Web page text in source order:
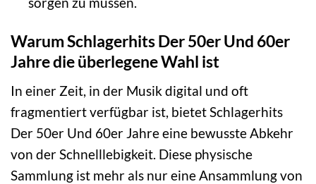
Warum Schlagerhits Der 50er Und 60er
Jahre die überlegene Wahl ist
In einer Zeit, in der Musik digital und oft
fragmentiert verfügbar ist, bietet Schlagerhits
Der 50er Und 60er Jahre eine bewusste Abkehr
von der Schnelllebigkeit. Diese physische
Sammlung ist mehr als nur eine Ansammlung von